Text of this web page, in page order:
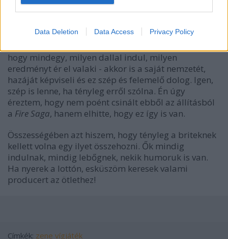
Data Deletion Data Access Privacy Policy
A végén, amikor túl komolyan veszi már önmagát a
hogy mindegy, milyen dallal indul, milyen
eredményt ér el valaki - akkor is a saját nemzetét,
hazáját képviseli és ez szép és felemelő dolog. Igen,
szép is lenne, ha tényleg erről szólna. Én úgy
éreztem, hogy nem poént csinált ebből az állításból
a Fire Saga, hanem elhitte, hogy ez így is van.
Összességében azt hiszem, hogy tényleg a briteknek
kellett volna egy ilyet összehozni. Ők mindig
indulnak, mindig lebőgnek, nekik humoruk is van.
Ha nyerek a lottón, esküszöm keresek valami
producert az ötlethez!
Címkék: zene vígjáték